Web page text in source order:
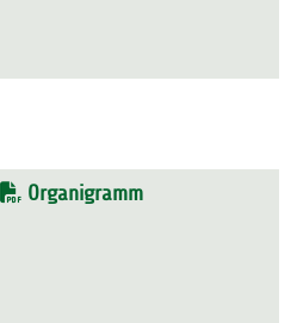
Organigramm